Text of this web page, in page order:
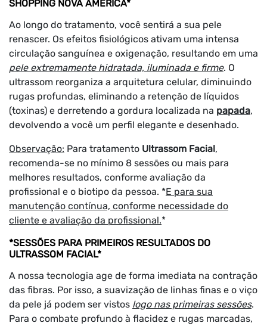
SHOPPING NOVA AMÉRICA*
Ao longo do tratamento, você sentirá a sua pele
renascer. Os efeitos fisiológicos ativam uma intensa
circulação sanguínea e oxigenação, resultando em uma
pele extremamente hidratada, iluminada e firme. O
ultrassom reorganiza a arquitetura celular, diminuindo
rugas profundas, eliminando a retenção de líquidos
(toxinas) e derretendo a gordura localizada na papada,
devolvendo a você um perfil elegante e desenhado.
Observação: Para tratamento Ultrassom Facial,
recomenda-se no mínimo 8 sessões ou mais para
melhores resultados, conforme avaliação da
profissional e o biotipo da pessoa. *E para sua
manutenção contínua, conforme necessidade do
cliente e avaliação da profissional.*
*SESSÕES PARA PRIMEIROS RESULTADOS DO
ULTRASSOM FACIAL*
A nossa tecnologia age de forma imediata na contração
das fibras. Por isso, a suavização de linhas finas e o viço
da pele já podem ser vistos logo nas primeiras sessões.
Para o combate profundo à flacidez e rugas marcadas,